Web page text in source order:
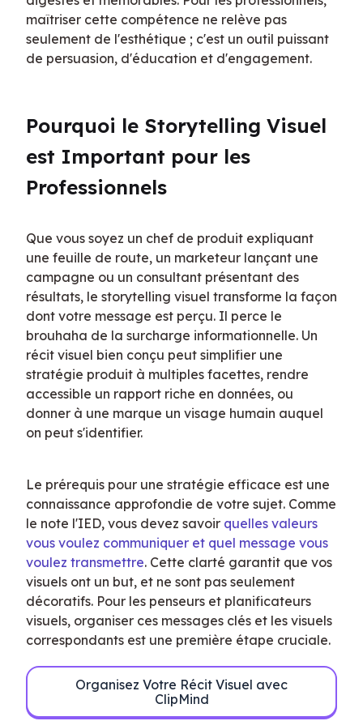
maîtriser cette compétence ne relève pas
seulement de l'esthétique ; c'est un outil puissant
de persuasion, d'éducation et d'engagement.
Pourquoi le Storytelling Visuel
est Important pour les
Professionnels
Que vous soyez un chef de produit expliquant
une feuille de route, un marketeur lançant une
campagne ou un consultant présentant des
résultats, le storytelling visuel transforme la façon
dont votre message est perçu. Il perce le
brouhaha de la surcharge informationnelle. Un
récit visuel bien conçu peut simplifier une
stratégie produit à multiples facettes, rendre
accessible un rapport riche en données, ou
donner à une marque un visage humain auquel
on peut s'identifier.
Le prérequis pour une stratégie efficace est une
connaissance approfondie de votre sujet. Comme
le note l'IED, vous devez savoir quelles valeurs
vous voulez communiquer et quel message vous
voulez transmettre. Cette clarté garantit que vos
visuels ont un but, et ne sont pas seulement
décoratifs. Pour les penseurs et planificateurs
visuels, organiser ces messages clés et les visuels
correspondants est une première étape cruciale.
Organisez Votre Récit Visuel avec
ClipMind